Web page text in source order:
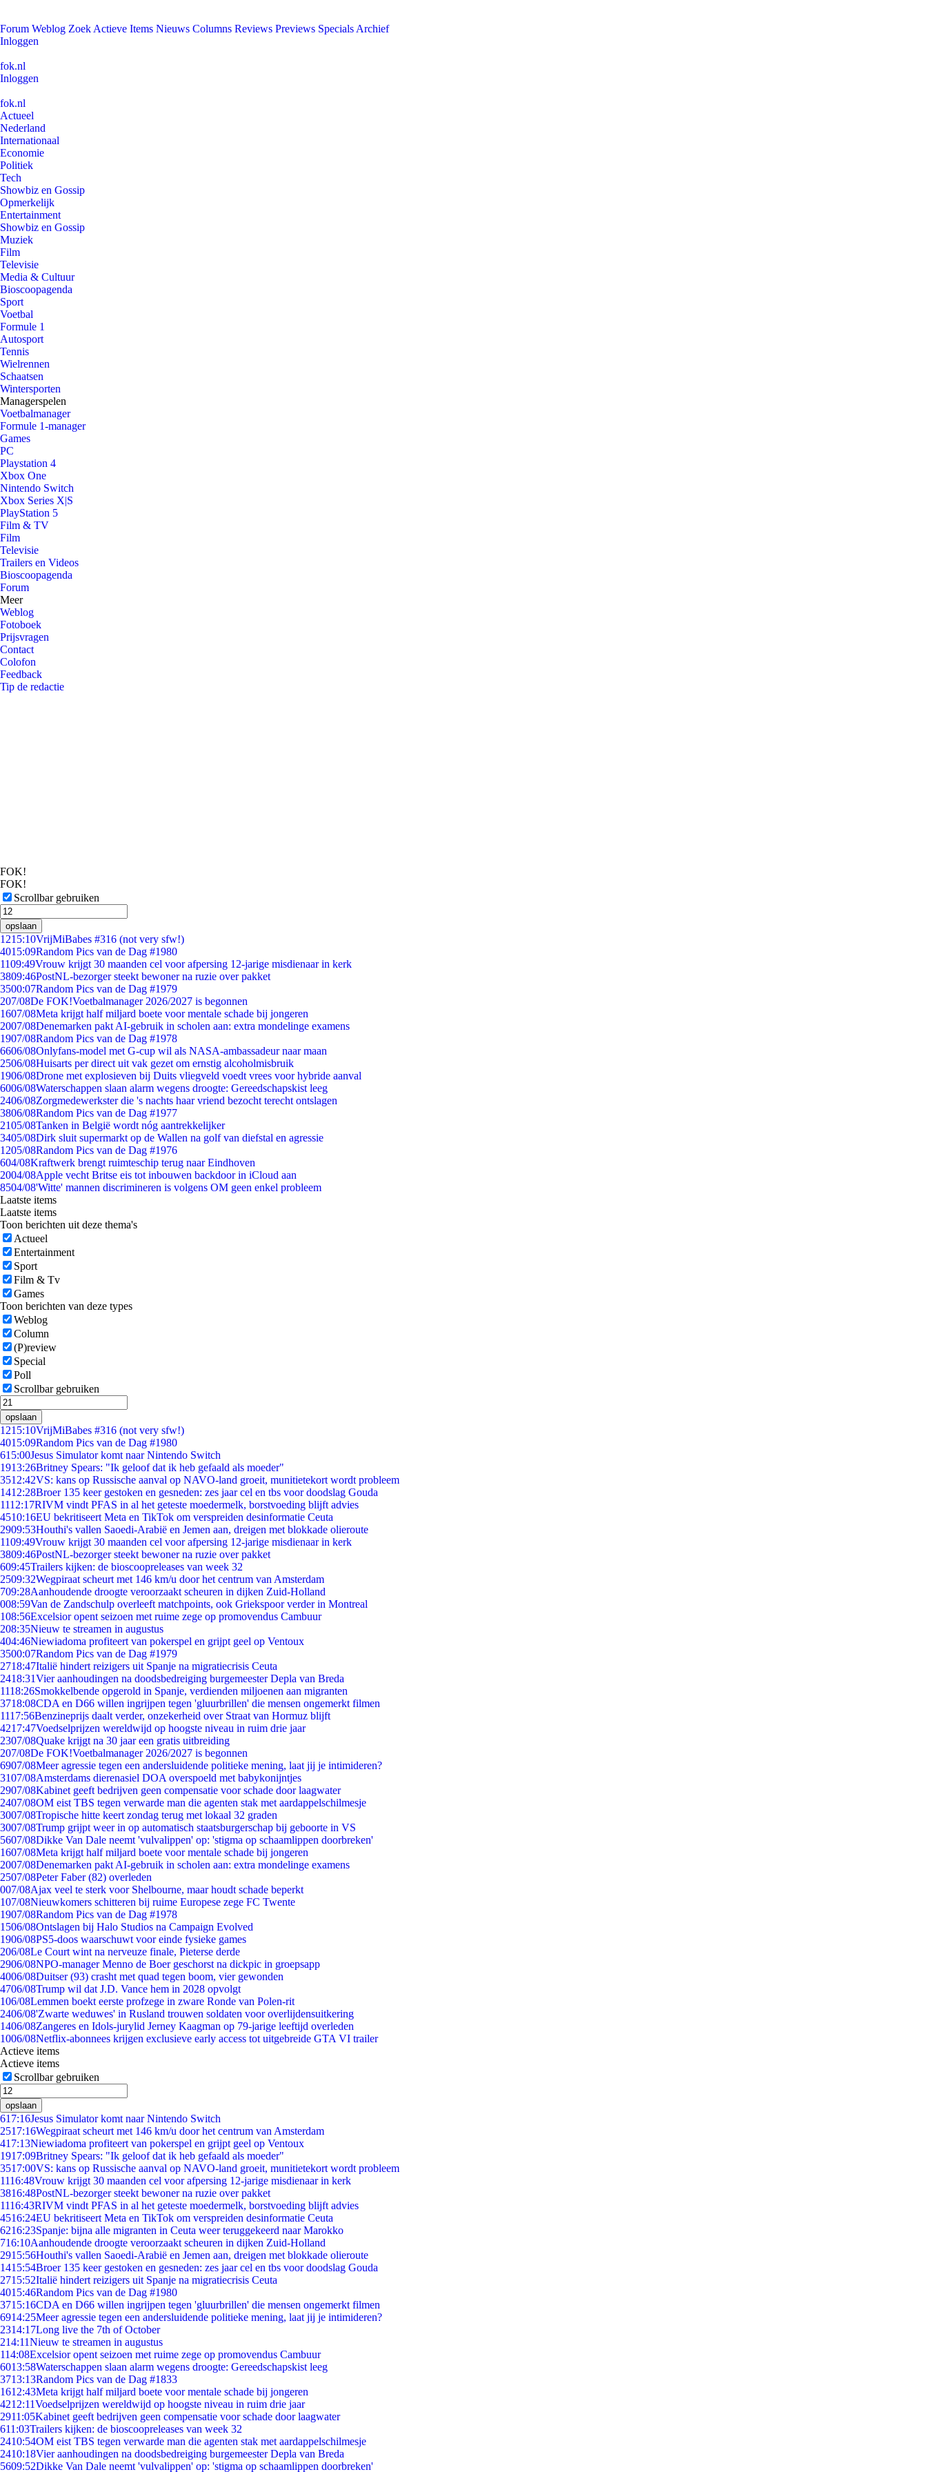
Forum Weblog Zoek Actieve Items Nieuws Columns Reviews Previews Specials Archief
Inloggen
fok.nl
Inloggen
fok.nl
Actueel
Nederland
Internationaal
Economie
Politiek
Tech
Showbiz en Gossip
Opmerkelijk
Entertainment
Showbiz en Gossip
Muziek
Film
Televisie
Media & Cultuur
Bioscoopagenda
Sport
Voetbal
Formule 1
Autosport
Tennis
Wielrennen
Schaatsen
Wintersporten
Managerspelen
Voetbalmanager
Formule 1-manager
Games
PC
Playstation 4
Xbox One
Nintendo Switch
Xbox Series X|S
PlayStation 5
Film & TV
Film
Televisie
Trailers en Videos
Bioscoopagenda
Forum
Meer
Weblog
Fotoboek
Prijsvragen
Contact
Colofon
Feedback
Tip de redactie
FOK!
FOK!
Scrollbar gebruiken
opslaan
1215:10VrijMiBabes #316 (not very sfw!)
4015:09Random Pics van de Dag #1980
1109:49Vrouw krijgt 30 maanden cel voor afpersing 12-jarige misdienaar in kerk
3809:46PostNL-bezorger steekt bewoner na ruzie over pakket
3500:07Random Pics van de Dag #1979
207/08De FOK!Voetbalmanager 2026/2027 is begonnen
1607/08Meta krijgt half miljard boete voor mentale schade bij jongeren
2007/08Denemarken pakt AI-gebruik in scholen aan: extra mondelinge examens
1907/08Random Pics van de Dag #1978
6606/08Onlyfans-model met G-cup wil als NASA-ambassadeur naar maan
2506/08Huisarts per direct uit vak gezet om ernstig alcoholmisbruik
1906/08Drone met explosieven bij Duits vliegveld voedt vrees voor hybride aanval
6006/08Waterschappen slaan alarm wegens droogte: Gereedschapskist leeg
2406/08Zorgmedewerkster die 's nachts haar vriend bezocht terecht ontslagen
3806/08Random Pics van de Dag #1977
2105/08Tanken in België wordt nóg aantrekkelijker
3405/08Dirk sluit supermarkt op de Wallen na golf van diefstal en agressie
1205/08Random Pics van de Dag #1976
604/08Kraftwerk brengt ruimteschip terug naar Eindhoven
2004/08Apple vecht Britse eis tot inbouwen backdoor in iCloud aan
8504/08'Witte' mannen discrimineren is volgens OM geen enkel probleem
Laatste items
Laatste items
Toon berichten uit deze thema's
Actueel
Entertainment
Sport
Film & Tv
Games
Toon berichten van deze types
Weblog
Column
(P)review
Special
Poll
Scrollbar gebruiken
opslaan
1215:10VrijMiBabes #316 (not very sfw!)
4015:09Random Pics van de Dag #1980
615:00Jesus Simulator komt naar Nintendo Switch
1913:26Britney Spears: "Ik geloof dat ik heb gefaald als moeder"
3512:42VS: kans op Russische aanval op NAVO-land groeit, munitietekort wordt probleem
1412:28Broer 135 keer gestoken en gesneden: zes jaar cel en tbs voor doodslag Gouda
1112:17RIVM vindt PFAS in al het geteste moedermelk, borstvoeding blijft advies
4510:16EU bekritiseert Meta en TikTok om verspreiden desinformatie Ceuta
2909:53Houthi's vallen Saoedi-Arabië en Jemen aan, dreigen met blokkade olieroute
1109:49Vrouw krijgt 30 maanden cel voor afpersing 12-jarige misdienaar in kerk
3809:46PostNL-bezorger steekt bewoner na ruzie over pakket
609:45Trailers kijken: de bioscoopreleases van week 32
2509:32Wegpiraat scheurt met 146 km/u door het centrum van Amsterdam
709:28Aanhoudende droogte veroorzaakt scheuren in dijken Zuid-Holland
008:59Van de Zandschulp overleeft matchpoints, ook Griekspoor verder in Montreal
108:56Excelsior opent seizoen met ruime zege op promovendus Cambuur
208:35Nieuw te streamen in augustus
404:46Niewiadoma profiteert van pokerspel en grijpt geel op Ventoux
3500:07Random Pics van de Dag #1979
2718:47Italië hindert reizigers uit Spanje na migratiecrisis Ceuta
2418:31Vier aanhoudingen na doodsbedreiging burgemeester Depla van Breda
1118:26Smokkelbende opgerold in Spanje, verdienden miljoenen aan migranten
3718:08CDA en D66 willen ingrijpen tegen 'gluurbrillen' die mensen ongemerkt filmen
1117:56Benzineprijs daalt verder, onzekerheid over Straat van Hormuz blijft
4217:47Voedselprijzen wereldwijd op hoogste niveau in ruim drie jaar
2307/08Quake krijgt na 30 jaar een gratis uitbreiding
207/08De FOK!Voetbalmanager 2026/2027 is begonnen
6907/08Meer agressie tegen een andersluidende politieke mening, laat jij je intimideren?
3107/08Amsterdams dierenasiel DOA overspoeld met babykonijntjes
2907/08Kabinet geeft bedrijven geen compensatie voor schade door laagwater
2407/08OM eist TBS tegen verwarde man die agenten stak met aardappelschilmesje
3007/08Tropische hitte keert zondag terug met lokaal 32 graden
3007/08Trump grijpt weer in op automatisch staatsburgerschap bij geboorte in VS
5607/08Dikke Van Dale neemt 'vulvalippen' op: 'stigma op schaamlippen doorbreken'
1607/08Meta krijgt half miljard boete voor mentale schade bij jongeren
2007/08Denemarken pakt AI-gebruik in scholen aan: extra mondelinge examens
2507/08Peter Faber (82) overleden
007/08Ajax veel te sterk voor Shelbourne, maar houdt schade beperkt
107/08Nieuwkomers schitteren bij ruime Europese zege FC Twente
1907/08Random Pics van de Dag #1978
1506/08Ontslagen bij Halo Studios na Campaign Evolved
1906/08PS5-doos waarschuwt voor einde fysieke games
206/08Le Court wint na nerveuze finale, Pieterse derde
2906/08NPO-manager Menno de Boer geschorst na dickpic in groepsapp
4006/08Duitser (93) crasht met quad tegen boom, vier gewonden
4706/08Trump wil dat J.D. Vance hem in 2028 opvolgt
106/08Lemmen boekt eerste profzege in zware Ronde van Polen-rit
2406/08'Zwarte weduwes' in Rusland trouwen soldaten voor overlijdensuitkering
1406/08Zangeres en Idols-jurylid Jerney Kaagman op 79-jarige leeftijd overleden
1006/08Netflix-abonnees krijgen exclusieve early access tot uitgebreide GTA VI trailer
Actieve items
Actieve items
Scrollbar gebruiken
opslaan
617:16Jesus Simulator komt naar Nintendo Switch
2517:16Wegpiraat scheurt met 146 km/u door het centrum van Amsterdam
417:13Niewiadoma profiteert van pokerspel en grijpt geel op Ventoux
1917:09Britney Spears: "Ik geloof dat ik heb gefaald als moeder"
3517:00VS: kans op Russische aanval op NAVO-land groeit, munitietekort wordt probleem
1116:48Vrouw krijgt 30 maanden cel voor afpersing 12-jarige misdienaar in kerk
3816:48PostNL-bezorger steekt bewoner na ruzie over pakket
1116:43RIVM vindt PFAS in al het geteste moedermelk, borstvoeding blijft advies
4516:24EU bekritiseert Meta en TikTok om verspreiden desinformatie Ceuta
6216:23Spanje: bijna alle migranten in Ceuta weer teruggekeerd naar Marokko
716:10Aanhoudende droogte veroorzaakt scheuren in dijken Zuid-Holland
2915:56Houthi's vallen Saoedi-Arabië en Jemen aan, dreigen met blokkade olieroute
1415:54Broer 135 keer gestoken en gesneden: zes jaar cel en tbs voor doodslag Gouda
2715:52Italië hindert reizigers uit Spanje na migratiecrisis Ceuta
4015:46Random Pics van de Dag #1980
3715:16CDA en D66 willen ingrijpen tegen 'gluurbrillen' die mensen ongemerkt filmen
6914:25Meer agressie tegen een andersluidende politieke mening, laat jij je intimideren?
2314:17Long live the 7th of October
214:11Nieuw te streamen in augustus
114:08Excelsior opent seizoen met ruime zege op promovendus Cambuur
6013:58Waterschappen slaan alarm wegens droogte: Gereedschapskist leeg
3713:13Random Pics van de Dag #1833
1612:43Meta krijgt half miljard boete voor mentale schade bij jongeren
4212:11Voedselprijzen wereldwijd op hoogste niveau in ruim drie jaar
2911:05Kabinet geeft bedrijven geen compensatie voor schade door laagwater
611:03Trailers kijken: de bioscoopreleases van week 32
2410:54OM eist TBS tegen verwarde man die agenten stak met aardappelschilmesje
2410:18Vier aanhoudingen na doodsbedreiging burgemeester Depla van Breda
5609:52Dikke Van Dale neemt 'vulvalippen' op: 'stigma op schaamlippen doorbreken'